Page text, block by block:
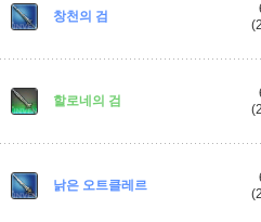
창천의 검
할로네의 검
낡은 오트클레르